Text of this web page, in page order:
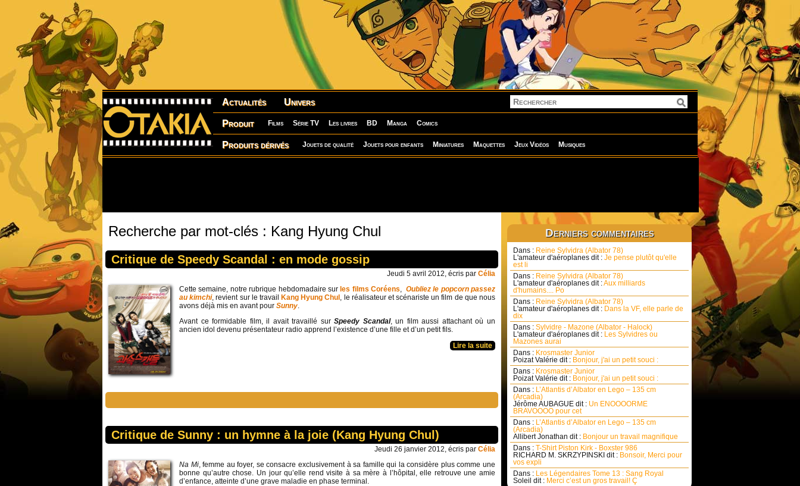
Actualités Univers
Produit Films Série TV Les livres BD Manga Comics
Produits dérivés Jouets de qualité Jouets pour enfants Miniatures Maquettes Jeux Vidéos Musiques
Recherche par mot-clés : Kang Hyung Chul
Critique de Speedy Scandal : en mode gossip
Jeudi 5 avril 2012, écris par Célia
Cette semaine, notre rubrique hebdomadaire sur les films Coréens, Oubliez le popcorn passez
au kimchi, revient sur le travail Kang Hyung Chul , le réalisateur et scénariste un film de que nous
avons déjà mis en avant pour Sunny.
Avant ce formidable film, il avait travaillé surSpeedy Scandal, un film aussi attachant où un
ancien idol devenu présentateur radio apprend l’existence d’une fille et d’un petit fils.
Lire la suite
Critique de Sunny : un hymne à la joie (Kang Hyung Chul)
Jeudi 26 janvier 2012, écris par Célia
Na Mi, femme au foyer, se consacre exclusivement à sa famille qui la considère plus comme une
bonne qu’autre chose. Un jour qu’elle rend visite à sa mère à l’hôpital, elle retrouve une amie
d’enfance, atteinte d’une grave maladie en phase terminal.
Derniers commentaires
Dans : Reine Sylvidra (Albator 78)
L'amateur d'aéroplanes dit : Je pense plutôt qu'elle
est li
Dans : Reine Sylvidra (Albator 78)
L'amateur d'aéroplanes dit :Aux milliards
d'humains.... Po
Dans : Reine Sylvidra (Albator 78)
L'amateur d'aéroplanes dit : Dans la VF, elle parle de
dix
Dans : Sylvidre - Mazone (Albator - Halock)
L'amateur d'aéroplanes dit : Les Sylvidres ou
Mazones aurai
Dans : Krosmaster Junior
Poizat Valérie dit : Bonjour, j'ai un petit souci :
Dans : Krosmaster Junior
Poizat Valérie dit : Bonjour, j'ai un petit souci :
Dans : L’Atlantis d’Albator en Lego – 135 cm
(Arcadia)
Jérôme AUBAGUE dit : Un ENOOOORME
BRAVOOOO pour cet
Dans : L’Atlantis d’Albator en Lego – 135 cm
(Arcadia)
Allibert Jonathan dit : Bonjour un travail magnifique
Dans : T-Shirt Piston Kirk - Boxster 986
RICHARD M. SKRZYPINSKI dit : Bonsoir, Merci pour
vos expli
Dans : Les Légendaires Tome 13 : Sang Royal
Soleil dit : Merci c’est un gros travail! Ç